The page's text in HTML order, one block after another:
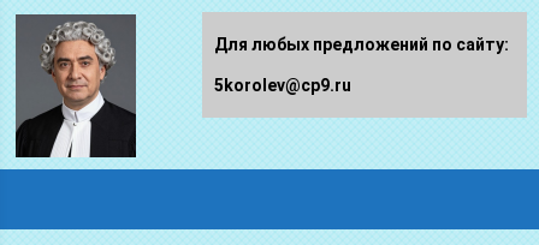
Для любых предложений по сайту:
5korolev@cp9.ru